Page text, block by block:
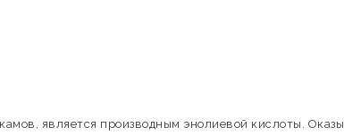
является производным энолиевой кислоты.